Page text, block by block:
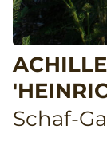
Schaf-